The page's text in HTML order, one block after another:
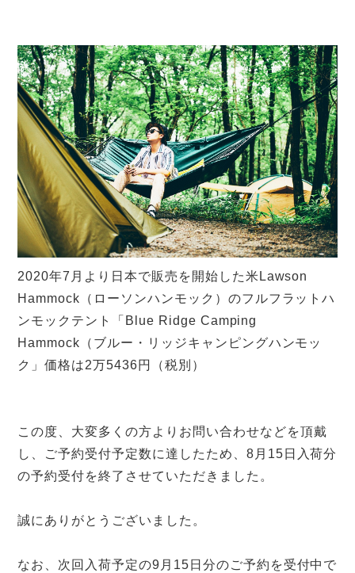
2020年7月より日本で販売を開始した米Lawson
Hammock（ローソンハンモック）のフルフラットハ
ンモックテント「Blue Ridge Camping
Hammock（ブルー・リッジキャンピングハンモッ
ク」価格は2万5436円（税別）
この度、大変多くの方よりお問い合わせなどを頂戴
し、ご予約受付予定数に達したため、 8月15日入荷分
の予約受付を終了させていただきました。
誠にありがとうございました。
なお、次回入荷予定の9月15日分のご予約を受付中で